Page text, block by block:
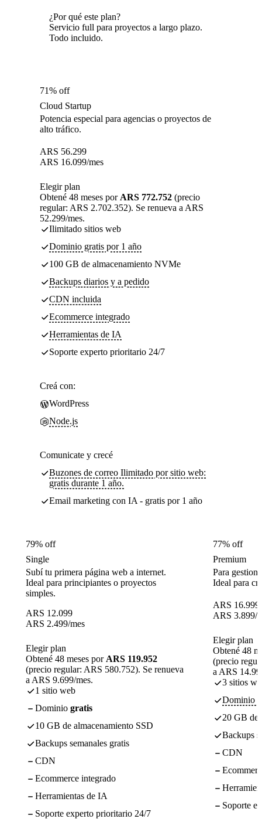
¿Por qué este plan?
Servicio full para proyectos a largo plazo.
Todo incluido.
71% off
Cloud Startup
Potencia especial para agencias o proyectos de
alto tráfico.
ARS 56.299
ARS 16.099/mes
Elegir plan
Obtené 48 meses por ARS 772.752 (precio
regular: ARS 2.702.352). Se renueva a ARS
52.299/mes.
Ilimitado sitios web
Dominio gratis por 1 año
100 GB de almacenamiento NVMe
Backups diarios y a pedido
CDN incluida
Ecommerce integrado
Herramientas de IA
Soporte experto prioritario 24/7
Creá con:
WordPress
Node.js
Comunicate y crecé
Buzones de correo Ilimitado por sitio web:
gratis durante 1 año.
Email marketing con IA - gratis por 1 año
79% off
Single
Subí tu primera página web a internet.
Ideal para principiantes o proyectos
simples.
ARS 12.099
ARS 2.499/mes
Elegir plan
Obtené 48 meses por ARS 119.952
(precio regular: ARS 580.752). Se renueva
a ARS 9.699/mes.
1 sitio web
Dominio gratis
10 GB de almacenamiento SSD
Backups semanales gratis
CDN
Ecommerce integrado
Herramientas de IA
Soporte experto prioritario 24/7
77% off
Premium
Para
Ideal para
ARS 16.999
ARS 3.899/
Elegir plan
Obtené 48
(precio
a ARS
3 sitios
Dominio
20 GB de
Backups
CDN
Soporte